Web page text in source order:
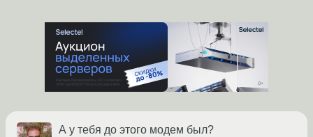
А у тебя до этого модем был?